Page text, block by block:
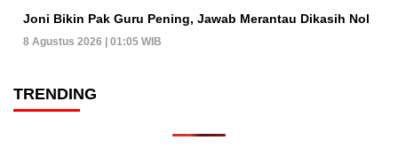
Joni Bikin Pak Guru Pening, Jawab Merantau Dikasih Nol
8 Agustus 2026 | 01:05 WIB
TRENDING